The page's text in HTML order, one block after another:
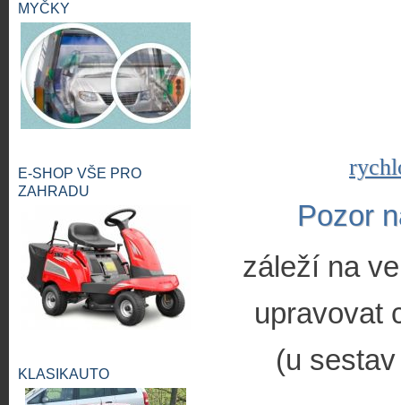
Pozor
záleží na
upravovat
(u
MYČKY
E-SHOP VŠE PRO
ZAHRADU
KLASIKAUTO